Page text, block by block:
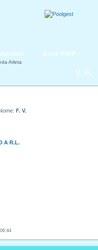
Atleta
Area FINP
V. F.
F. V.
A R.L.